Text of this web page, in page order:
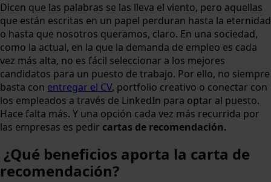
Dicen que las palabras se las lleva el viento, pero aquellas
que están escritas en un papel perduran hasta la eternidad
o hasta que nosotros queramos, claro. En una sociedad,
como la actual, en la que la demanda de empleo es cada
vez más alta, no es fácil seleccionar a los mejores
candidatos para un puesto de trabajo. Por ello, no siempre
basta con entregar el CV, portfolio creativo o conectar con
los empleados a través de LinkedIn para optar al puesto.
Hace falta más. Y una opción cada vez más recurrida por
las empresas es pedir cartas de recomendación.
¿Qué beneficios aporta la carta de
recomendación?